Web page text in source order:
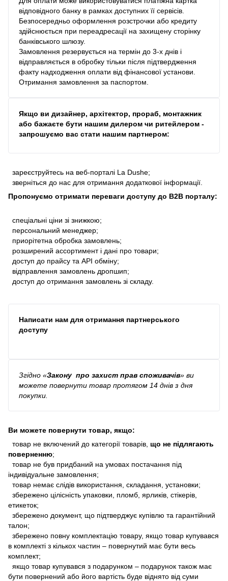
відповідного банку в рамках доступних її сервісів.
Безпосередньо оформлення розстрочки або кредиту
здійснюється при переадресації на захищену сторінку
банківського шлюзу.
Замовлення резервується на термін до 3-х днів і
відправляється в обробку тільки після підтвердження
факту надходження оплати від фінансової установи.
Отримання замовлення за паспортом.
Якщо ви дизайнер, архітектор, прораб, монтажник
або бажаєте бути нашим дилером чи ритейлером -
запрошуємо вас стати нашим партнером:
зареєструйтесь на веб-порталі La Dushe;
зверніться до нас для отримання додаткової інформації.
Пропонуємо отримати переваги доступу до В2В порталу:
спеціальні ціни зі знижкою;
персональний менеджер;
приорітетна обробка замовлень;
розширений ассортимент і дані про товари;
доступ до прайсу та API обміну;
відправлення замовлень дропшип;
доступ до отримання замовлень зі складу.
Написати нам для отримання партнерського
доступу
Згідно «Закону про захист прав споживачів» ви
можете повернути товар протягом 14 днів з дня
покупки.
Ви можете повернути товар, якщо:
товар не включений до категорії товарів, що не підлягають
поверненню;
товар не був придбаний на умовах постачання під
індивідуальне замовлення;
товар немає слідів використання, складання, установки;
збережено цілісність упаковки, пломб, ярликів, стікерів,
етикеток;
збережено документ, що підтверджує купівлю та гарантійний
талон;
збережено повну комплектацію товару, якщо товар купувався
в комплекті з кількох частин – повернутий має бути весь
комплект;
якщо товар купувався з подарунком – подарунок також має
бути повернений або його вартість буде віднято від суми